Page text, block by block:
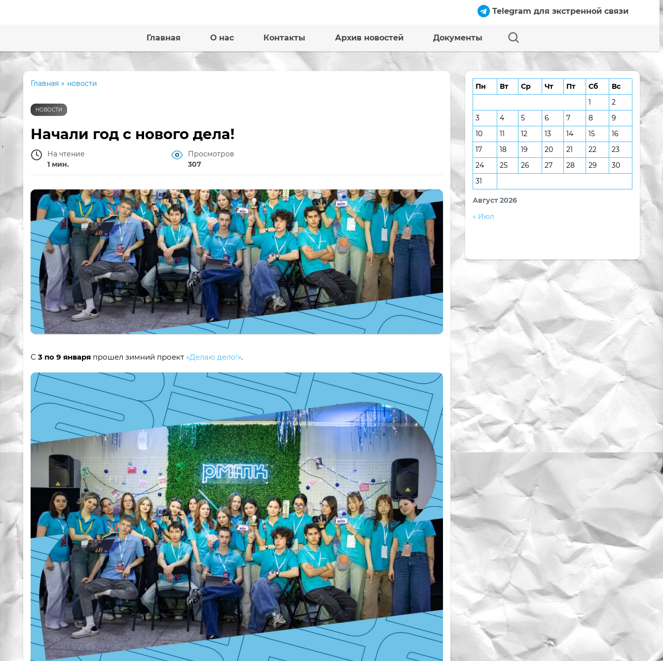
Telegram для экстренной связи
Главная О нас Контакты Архив новостей Документы
Главная » новости
НОВОСТИ
Начали год с нового дела!
На чтение
1 мин.
Просмотров
307
С 3 по 9 января прошел зимний проект «Делаю дело!».
Август 2026
Пн Вт Ср Чт Пт Сб
Вс
1
2
3
4 5 6 7 8
9
10
11 12 13 14 15
16
17
18 19 20 21 22
23
24
25 26 27 28 29
30
31
« Июл